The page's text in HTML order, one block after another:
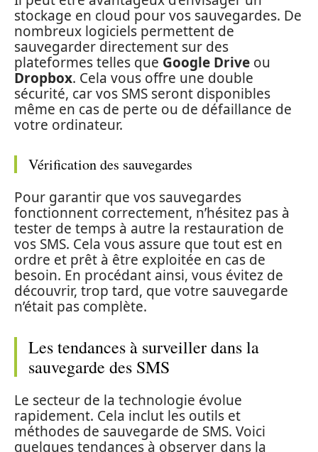
stockage en cloud pour vos sauvegardes. De
nombreux logiciels permettent de
sauvegarder directement sur des
plateformes telles que Google Drive ou
Dropbox. Cela vous offre une double
sécurité, car vos SMS seront disponibles
même en cas de perte ou de défaillance de
votre ordinateur.
Vérification des sauvegardes
Pour garantir que vos sauvegardes
fonctionnent correctement, n’hésitez pas à
tester de temps à autre la restauration de
vos SMS. Cela vous assure que tout est en
ordre et prêt à être exploitée en cas de
besoin. En procédant ainsi, vous évitez de
découvrir, trop tard, que votre sauvegarde
n’était pas complète.
Les tendances à surveiller dans la
sauvegarde des SMS
Le secteur de la technologie évolue
rapidement. Cela inclut les outils et
méthodes de sauvegarde de SMS. Voici
quelques tendances à observer dans la